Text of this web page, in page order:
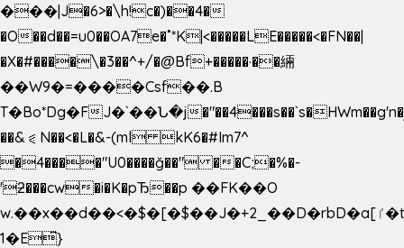
���|J�6>�\h!c�)��4�
�O��d��=u0��OA7e�˚*K|<�����LE�����<�FN��|
�X�#����\�3��^+/�@Bf+�����·��緉
��W9�=����Csf��.B
T�Bo*Dg�FJ�`��Ն�j�"��4���s��`s�HWm��g'n�ږ�Ht�!
��&⪗N��<�L�&-(ml kK6�#Im7^
�4����"U0����ğ��" ��C;�%�-
'ƻ���cw�i�K�pЂ��p ��FK��O
w.��x��d��<�$�[�$��J�+2_��D�rbD�a[ٵ�t9?
1�E͆}